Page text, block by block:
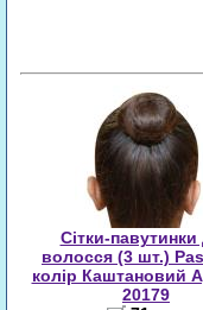
Сітки-павутинки
волосся (3 шт.)
колір Каштановий
20179